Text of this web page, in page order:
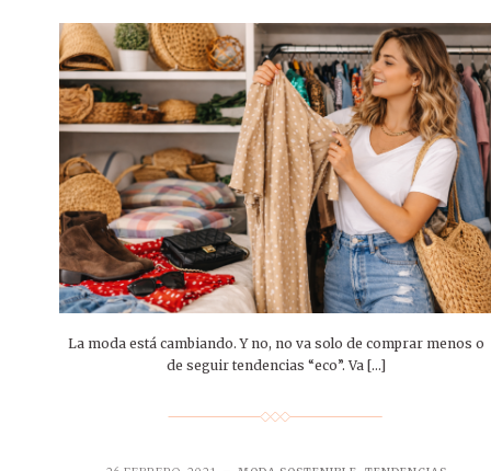
BANQUETE
15 ABRIL,
de
VIAJES
27
El
INAUGURACIONES
9
50
la
TRATAMIENTOS
2
Piel
El
DECORACIÓN SOSTENIBLE
MODA SOSTENIBLE
RECOMENDACIONES 14
clave
La moda está cambiando. Y no, no va solo de comprar menos o
de seguir tendencias “eco”. Va […]